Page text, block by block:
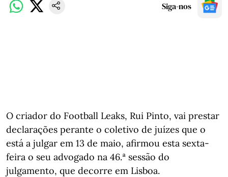
Siga-nos
O criador do Football Leaks, Rui Pinto, vai prestar
declarações perante o coletivo de juízes que o
está a julgar em 13 de maio, afirmou esta sexta-
feira o seu advogado na 46.ª sessão do
julgamento, que decorre em Lisboa.